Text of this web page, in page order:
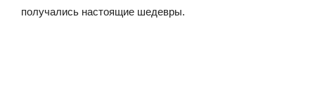
получались настоящие шедевры.